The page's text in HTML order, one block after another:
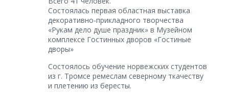
Состоялась первая областная выставка
декоративно-прикладного творчества
«Рукам дело душе праздник» в Музейном
комплексе Гостинных дворов «Гостиные
дворы»
Состоялось обучение норвежских студентов
из г. Тромсе ремеслам северному ткачеству
и плетению из бересты.